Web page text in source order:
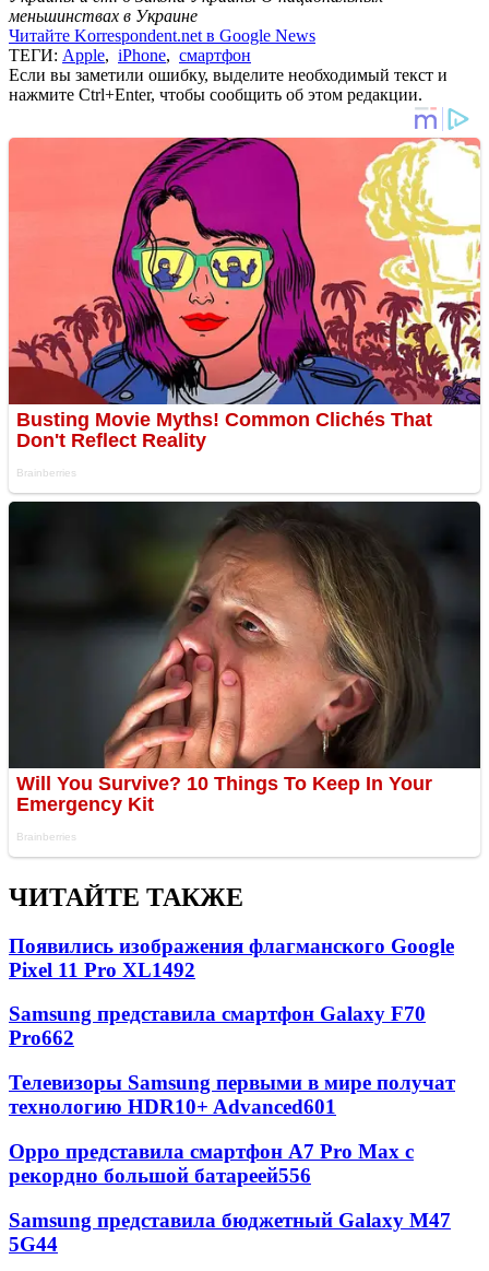
меньшинствах в Украине
Читайте Korrespondent.net в Google News
ТЕГИ: Apple, iPhone, смартфон
Если вы заметили ошибку, выделите необходимый текст и
нажмите Ctrl+Enter, чтобы сообщить об этом редакции.
ЧИТАЙТЕ ТАКЖЕ
Появились изображения флагманского Google
Pixel 11 Pro XL1492
Samsung представила смартфон Galaxy F70
Pro662
Телевизоры Samsung первыми в мире получат
технологию HDR10+ Advanced601
Oppo представила смартфон A7 Pro Max с
рекордно большой батареей556
Samsung представила бюджетный Galaxy M47
5G44